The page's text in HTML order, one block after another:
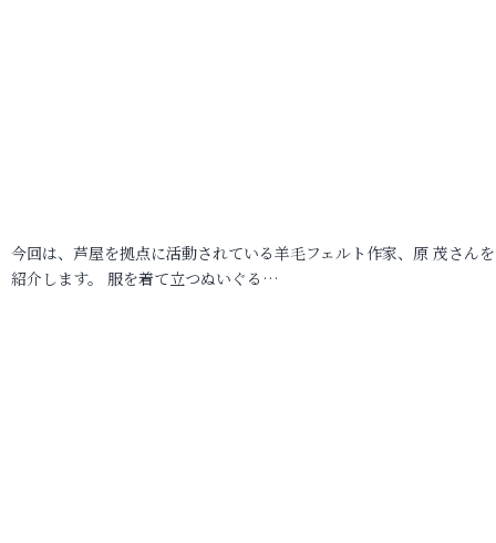
今回は、芦屋を拠点に活動されている羊毛フェルト作家、原 茂さん
紹介します。 服を着て立つぬいぐる…